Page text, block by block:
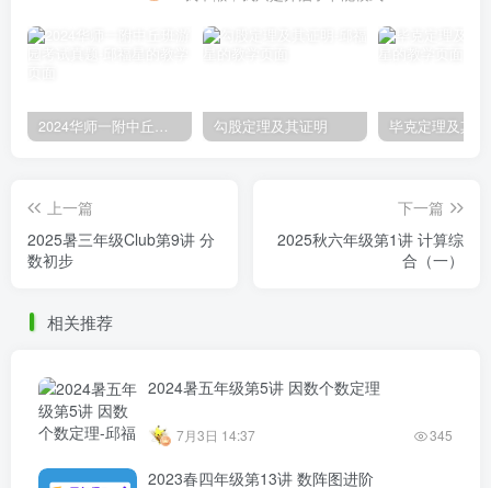
2024华师一附中丘班游园考试真题 勾股定理及其证明 毕克定理及其
上一篇
2025暑三年级Club第9讲 分
数初步
下一篇
2025秋六年级第1讲 计算综
合（一）
相关推荐
2024暑五年级第5讲 因数个数定理
7月3日 14:37 345
2023春四年级第13讲 数阵图进阶